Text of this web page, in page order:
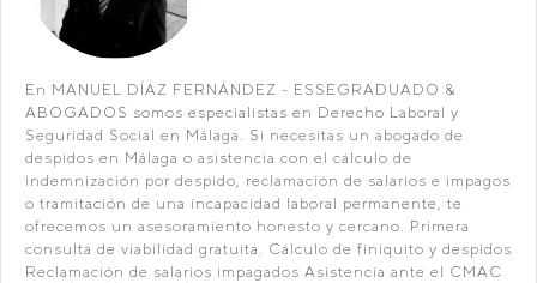
En MANUEL DÍAZ FERNÁNDEZ - ESSEGRADUADO &
ABOGADOS somos especialistas en Derecho Laboral y
Seguridad Social en Málaga. Si necesitas un abogado de
despidos en Málaga o asistencia con el cálculo de
indemnización por despido, reclamación de salarios e impagos
o tramitación de una incapacidad laboral permanente, te
ofrecemos un asesoramiento honesto y cercano. Primera
consulta de viabilidad gratuita. Cálculo de finiquito y despidos
Reclamación de salarios impagados Asistencia ante el CMAC